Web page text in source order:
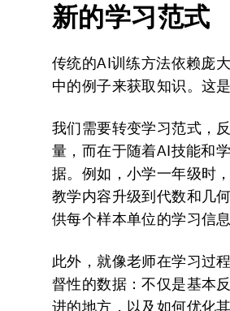
新的学习范式
传统的AI训练方法依赖庞
中的例子来获取知识。这
我们需要转变学习范式，
量，而在于随着AI技能和
据。例如，小学一年级时
教学内容升级到代数和几
供每个样本单位的学习信
此外，就像老师在学习过
督性的数据：不仅是基本
进的地方，以及如何优化